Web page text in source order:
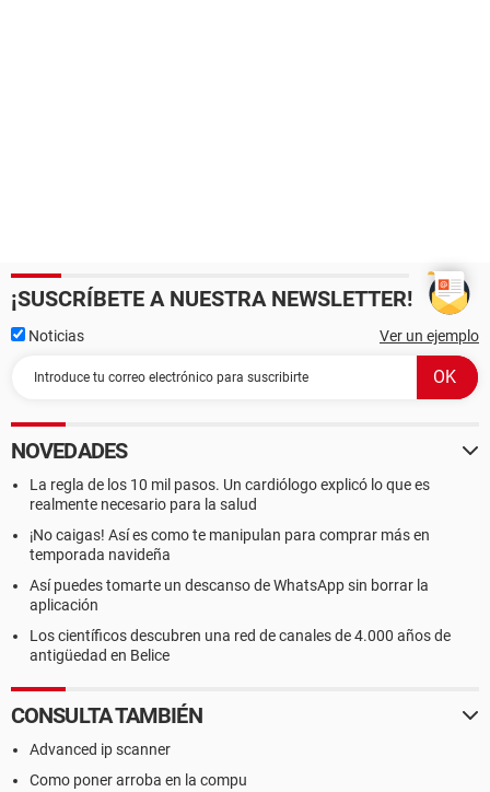
¡SUSCRÍBETE A NUESTRA NEWSLETTER!
Noticias Ver un ejemplo
NOVEDADES
La regla de los 10 mil pasos. Un cardiólogo explicó lo que es
realmente necesario para la salud
¡No caigas! Así es como te manipulan para comprar más en
temporada navideña
Así puedes tomarte un descanso de WhatsApp sin borrar la
aplicación
Los científicos descubren una red de canales de 4.000 años de
antigüedad en Belice
CONSULTA TAMBIÉN
Advanced ip scanner
Como poner arroba en la compu